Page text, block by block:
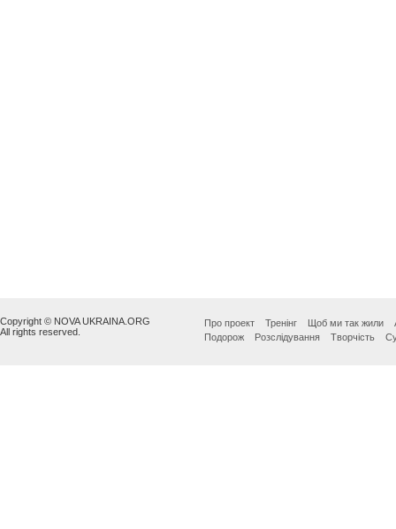
Copyright © NOVA UKRAINA.ORG
All rights reserved.
Про проект Тренінг Щоб ми так жили
Подорож
Розслідування Творчість